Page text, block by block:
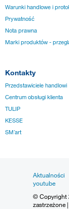
Warunki handlowe i
Prywatność
Nota prawna
Marki produktów -
Kontakty
Przedstawiciele handlowi
Centrum obsługi klienta
TULIP
KESSE
SM´art
Aktualności
youtube
© Copyright
zastrzeżone |